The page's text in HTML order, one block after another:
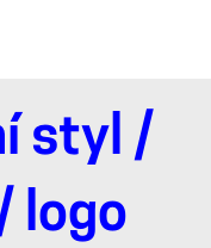
styl /
logo